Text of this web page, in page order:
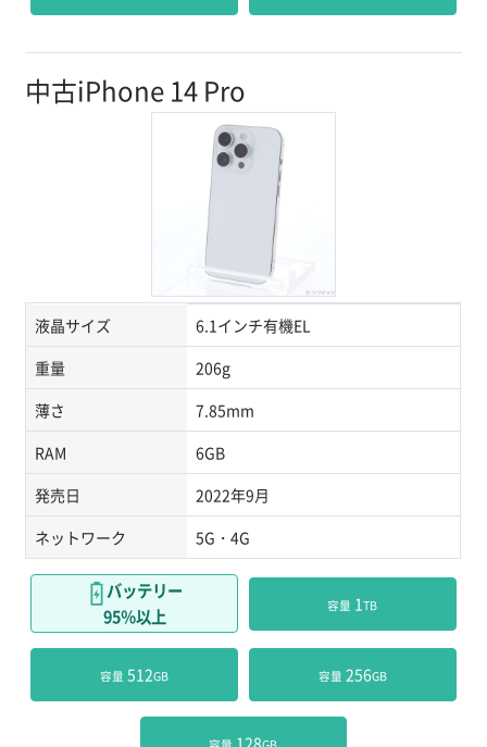
中古iPhone 14 Pro
液晶サイズ
6.1インチ有機EL
重量
206g
薄さ
7.85mm
RAM
6GB
発売日
2022年9月
ネットワーク
5G・4G
バッテリー
95％以上
容量 1TB
容量 512GB 容量 256GB
128